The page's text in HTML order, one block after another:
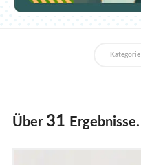
Kategorie
Über 31 Ergebnisse.